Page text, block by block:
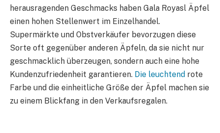
herausragenden Geschmacks haben Gala Royasl Äpfel
einen hohen Stellenwert im Einzelhandel.
Supermärkte und Obstverkäufer bevorzugen diese
Sorte oft gegenüber anderen Äpfeln, da sie nicht nur
geschmacklich überzeugen, sondern auch eine hohe
Kundenzufriedenheit garantieren. Die leuchtend rote
Farbe und die einheitliche Größe der Äpfel machen sie
zu einem Blickfang in den Verkaufsregalen.